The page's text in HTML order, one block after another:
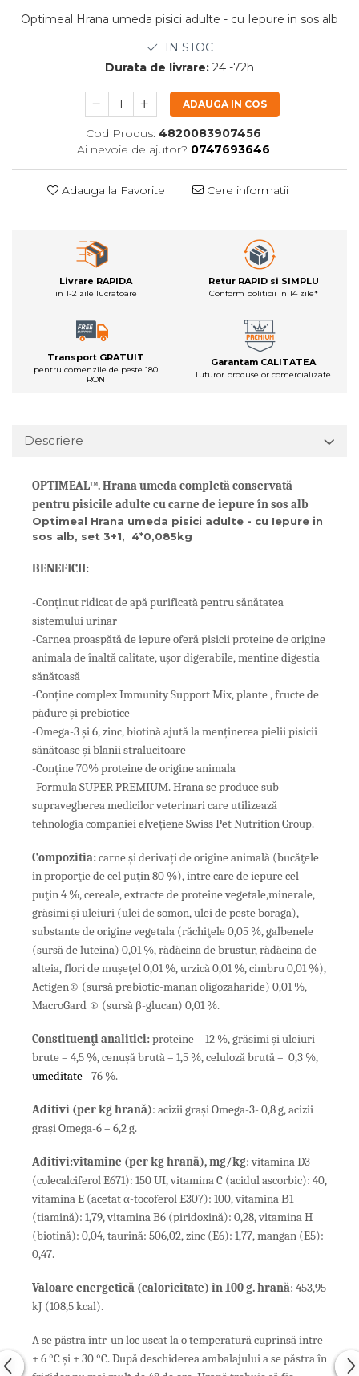
Optimeal Hrana umeda pisici adulte - cu Iepure in sos alb
IN STOC
Durata de livrare: 24 -72h
ADAUGA IN COS
Cod Produs: 4820083907456
Ai nevoie de ajutor? 0747693646
Adauga la Favorite Cere informatii
Livrare RAPIDA
in 1-2 zile lucratoare
Retur RAPID si SIMPLU
Conform politicii in 14 zile*
Transport GRATUIT
pentru comenzile de peste 180
RON
Garantam CALITATEA
Tuturor produselor comercializate.
Descriere
OPTIMEAL™.Hrana umedacompletă conservată
pentru pisicile adulte cu carne de iepure în sos alb
Optimeal Hrana umeda pisici adulte - cu Iepure in
sos alb, set 3+1, 4*0,085kg
BENEFICII:
-Conținut ridicat de apă purificată pentru sănătatea
sistemului urinar
-Carnea proaspătă de iepure oferă pisicii proteine de origine
​​animala de înaltă calitate, ușor digerabile, mentine digestia
sănătoasă
-Conține complex Immunity Support Mix, plante , fructe de
pădure și prebiotice
-Omega-3 și 6, zinc, biotină ajută la menținerea pielii pisicii
sănătoase și blanii stralucitoare
-Conține 70% proteine de origine ​​animala
-Formula SUPER PREMIUM. Hrana se produce sub
supravegherea medicilor veterinari care utilizează
tehnologia companiei elvețiene Swiss Pet Nutrition Group.
Compozitia:carne şi derivați de origine animală (bucăţele
în proporţie de cel puţin 80 %), între care de iepure cel
puţin 4 %, cereale, extracte de proteine vegetale,minerale,
grăsimi şi uleiuri (ulei de somon, ulei de peste boraga),
substante de origine vegetala (răchiţele 0,05 %, galbenele
(sursă de luteina) 0,01 %, rădăcina de brustur, rădăcina de
alteia, flori de muşeţel 0,01 %, urzică 0,01 %, cimbru 0,01 %),
Actigen® (sursă prebiotic-manan oligozaharide) 0,01 %,
MacroGard ® (sursă β-glucan) 0,01 %.
Constituenţianalitici:proteine – 12 %, grăsimi şi uleiuri
brute – 4,5 %, cenuşă brută – 1,5 %, celuloză brută – 0,3 %,
umeditate- 76 %.
Aditivi (perkg hrană): acizii graşi Omega-3- 0,8 g, acizii
grași Omega-6 – 6,2 g.
Aditivi:vitamine (perkg hrană),mg/kg: vitamina D3
(colecalciferol E671): 150 UI, vitamina C (acidul ascorbic): 40,
vitamina E (acetat α-tocoferol E307): 100, vitamina В1
(tiamină): 1,79, vitamina B6 (piridoxină): 0,28, vitamina H
(biotină): 0,04, taurină: 506,02, zinc (E6): 1,77, mangan (E5):
0,47.
Valoare energetică (caloricitate) în 100 g. hrană: 453,95
kJ (108,5 kcal).
A se păstra într-un loc uscat la o temperatură cuprinsă între
+ 6 °C și + 30 °C. După deschiderea ambalajului a se păstra în